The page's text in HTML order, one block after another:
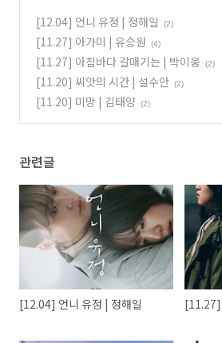
[12.04] 언니 유정 | 정해일
(2)
[11.27] 아가미 | 유승원 (4)
[11.27] 아침바다 갈매기는 | 박이웅 (2)
[11.20] 씨앗의 시간 | 설수안 (2)
[11.20] 미망 | 김태양 (2)
관련글
[12.04] 언니 유정 | 정해일 [11.27]